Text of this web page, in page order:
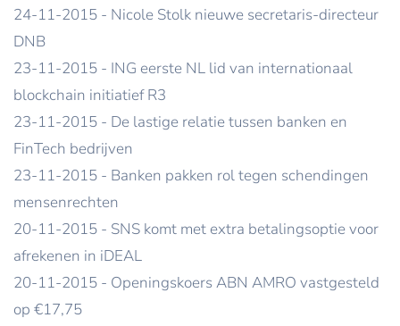
24-11-2015 - Nicole Stolk nieuwe secretaris-directeur
DNB
23-11-2015 - ING eerste NL lid van internationaal
blockchain initiatief R3
23-11-2015 - De lastige relatie tussen banken en
FinTech bedrijven
23-11-2015 - Banken pakken rol tegen schendingen
mensenrechten
20-11-2015 - SNS komt met extra betalingsoptie voor
afrekenen in iDEAL
20-11-2015 - Openingskoers ABN AMRO vastgesteld
op €17,75